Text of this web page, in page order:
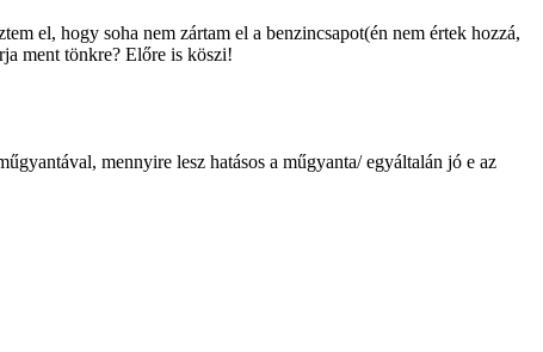
el, hogy soha nem zártam el a benzincsapot(én nem értek hozzá,
ment tönkre? Előre is köszi!
mennyire lesz hatásos a műgyanta/ egyáltalán jó e az